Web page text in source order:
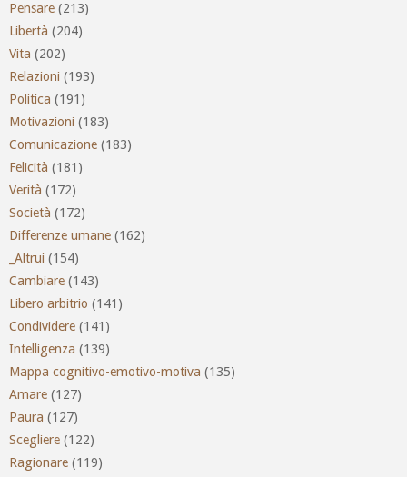
Pensare (213)
Libertà (204)
Vita (202)
Relazioni (193)
Politica (191)
Motivazioni (183)
Comunicazione (183)
Felicità (181)
Verità (172)
Società (172)
Differenze umane (162)
_Altrui (154)
Cambiare (143)
Libero arbitrio (141)
Condividere (141)
Intelligenza (139)
Mappa cognitivo-emotivo-motiva (135)
Amare (127)
Paura (127)
Scegliere (122)
Ragionare (119)